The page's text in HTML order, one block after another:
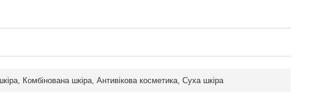
Комбінована шкіра, Антивікова косметика, Суха шкіра